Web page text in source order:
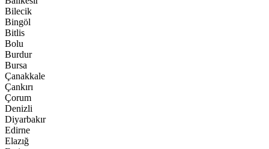
Bilecik
Bingöl
Bitlis
Bolu
Burdur
Bursa
Çanakkale
Çankırı
Çorum
Denizli
Diyarbakır
Edirne
Elazığ